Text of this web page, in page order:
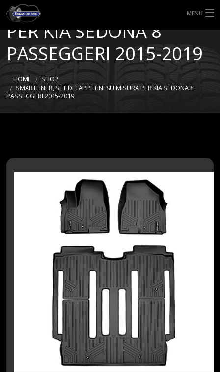
MENU
HOME
TIPI DI GOMME
MISURE GOMME
TAPPETINI SU MISURA
PER KIA SEDONA 8
PASSEGGERI 2015-2019
HOME
SHOP
SMARTLINER, SET DI TAPPETINI SU MISURA PER KIA SEDONA 8
PASSEGGERI 2015-2019